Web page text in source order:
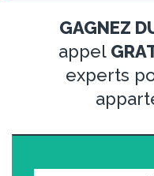
GAGNEZ
appel
experts